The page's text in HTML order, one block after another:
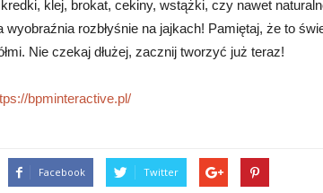
klej, brokat, cekiny, wstążki, czy nawet
wyobraźnia rozbłyśnie na jajkach! Pamiętaj, że to
Nie czekaj dłużej, zacznij tworzyć już teraz!
bpminteractive.pl/
Facebook Twitter